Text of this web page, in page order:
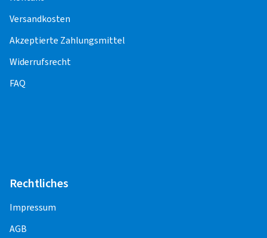
Für die Pflege und Korrektheit der Inhalte,
einschließlich der Preise für die
Montageleistungen, sind die Montagepartner
verantwortlich.
Offroad/SUV
Versandkosten
Akzeptierte Zahlungsmittel
Widerrufsrecht
FAQ
Rechtliches
Impressum
AGB